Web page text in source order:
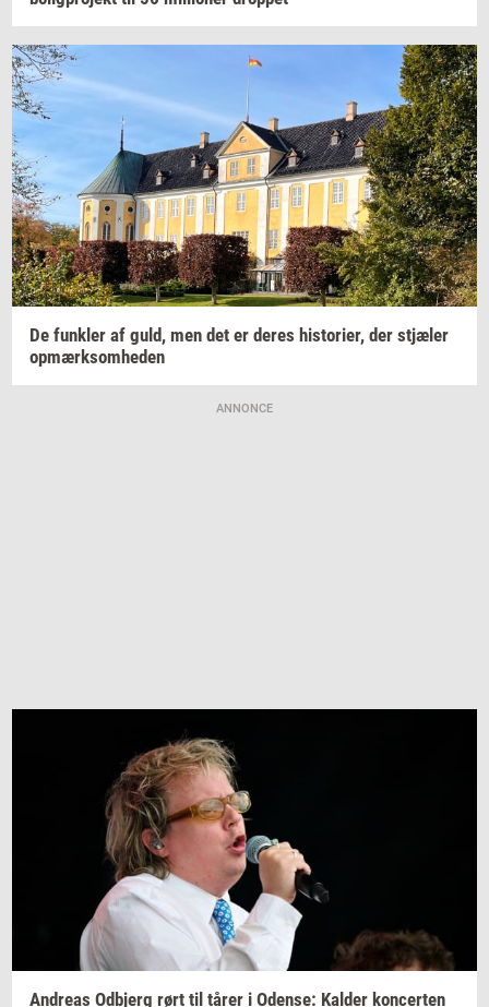
De funk­ler af guld, men det er deres hi­sto­ri­er, der stjæ­ler
op­mærk­som­he­den
ANNONCE
An­dreas Od­b­jerg rørt til tårer i Oden­se: Kal­der kon­cer­ten